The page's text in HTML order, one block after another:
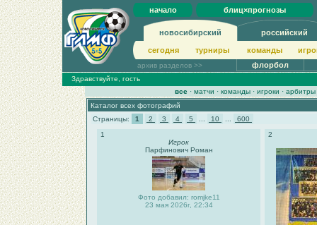
начало блиц×прогнозы
новосибирский российский
сегодня турниры команды
архив разделов >> флорбол
Здравствуйте, гость
все · матчи · команды · игроки · арбитры
Каталог всех фотографий
Страницы:
1 2 3 4 5 10
600
1
Игрок
Парфинович Роман
Фото добавил: romjke11
23 мая 2026г, 22:34
2